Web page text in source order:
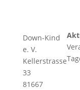
Down-Kind
e. V.
Kellerstrasse
33
81667